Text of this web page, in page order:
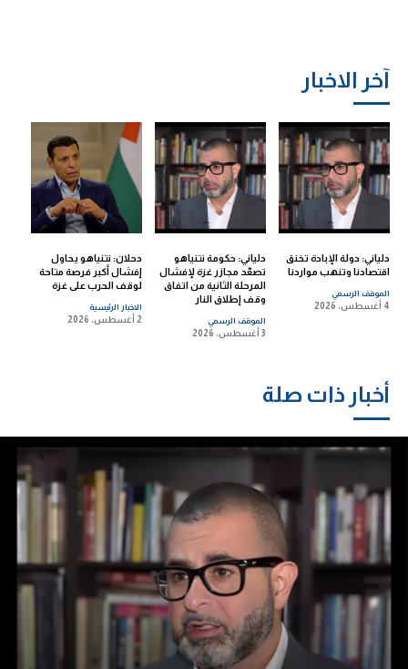
آخر الاخبار
دلياني: دولة الإبادة تخنق
اقتصادنا وتنهب مواردنا
الموقف الرسمي
4 أغسطس، 2026
دلياني: حكومة نتنياهو
تصعّد مجازر غزة لإفشال
المرحلة الثانية من اتفاق
وقف إطلاق النار
الموقف الرسمي
3 أغسطس، 2026
دحلان: نتنياهو يحاول
إفشال أكبر فرصة متاحة
لوقف الحرب على غزة
الاخبار الرئيسية
2 أغسطس، 2026
أخبار ذات صلة